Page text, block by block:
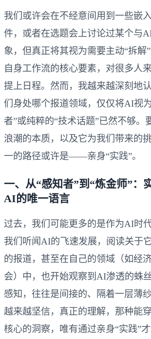
我们或许会在不经意间用到一些嵌
件，或者在选题会上讨论过某个与
象，但真正将其视为需要主动“拆解
自身工作流的核心要素，对很多人
提上日程。然而，我越来越深刻地
们身处哪个报道领域，仅仅将AI视
者”或纯粹的“技术话题”已然不够。
浪潮的本质，以及它为我们带来的
一的路径或许是——亲身“实践”。
一、从“感知者”到“炼金师”：
AI的唯一语言
过去，我们可能更多的是作为AI时代
我们听闻AI的飞速发展，阅读关于
的报道，甚至在自己的领域（如经
会）中，也开始观察到AI渗透的蛛
感知，往往是间接的、隔着一层薄
越来越坚信，真正的理解，那种能
核心的洞察，唯有通过亲身“实践”